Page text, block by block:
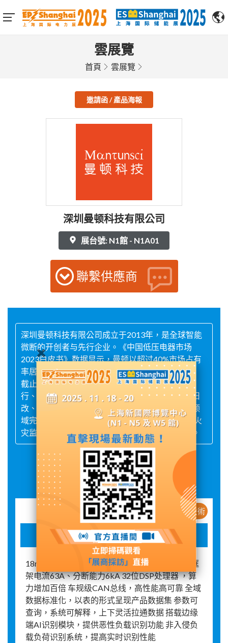
雲展覽
首頁 雲展覽
邀請函 / 產品海報
深圳曼顿科技有限公司
展台號: N1館 - N1A01
聯繫供應商
深圳曼顿科技有限公司成立于2013年，是全球智能
微断的开创者与先行企业。《中国低压电器市场
2023白皮书》数据显示，曼顿以超过40%市场占有
率居行业首位。
截止目前，曼顿智能断路器及顿雾云平台，在银
行、学校、工厂、医院、会展、文物建筑、城市旧
改、公共设施、铁塔、通信，路灯、照明管理等领
域完成了超过8000个项目应用。大幅提升了电气火
灾监管，用电安全，节能管理，远程管控的水平。
展品詳情
新産品 / 新技術
智慧微断
18mm标准设计，1:1替换传统空开 小体积保持框
架电流63A、分断能力6kA 32位DSP处理器 ，算
力增加百倍 车规级CAN总线，高性能高可靠 全域
数据标准化，以表的形式呈现产品数据集 参数可
查询，系统可解释，上下灵活拉通数据 搭载边缘
端AI识别模块，提供恶性负载识别功能 非入侵负
载负荷识别系统，提高实时识别性能